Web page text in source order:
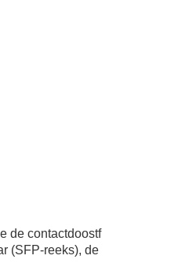
de contactdoostf
(SFP-reeks), de